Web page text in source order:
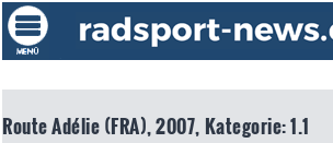
Route Adélie (FRA), 2007, Kategorie: 1.1